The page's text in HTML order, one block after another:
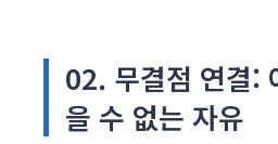
02. 무결점 연결:
을 수 없는 자유